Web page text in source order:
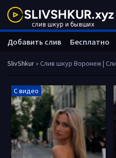
SlivShkur» Слив шкур Воронеж |
С видео
Добавить слив Бесплатно